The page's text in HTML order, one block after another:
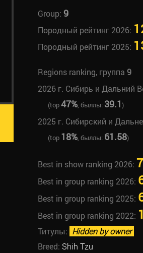
Group: 9
Породный рейтинг 2026:
Породный рейтинг 2025:
Regions ranking, группа 9
2026 г. Сибирь и Дальний
(top47%, быллы: 39.1)
2025 г. Сибирский и
(top 18%, быллы: 61.58)
Best in show ranking 2026:
Best in group ranking 2026:
Best in group ranking 2025:
Best in group ranking 2022:
Титулы: Hidden by owner
Breed: Shih Tzu